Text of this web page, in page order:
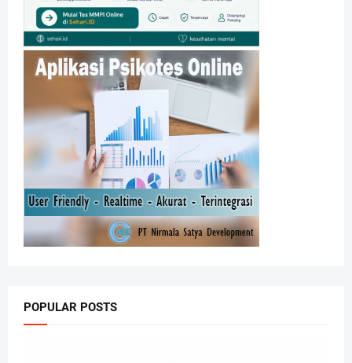
POPULAR POSTS